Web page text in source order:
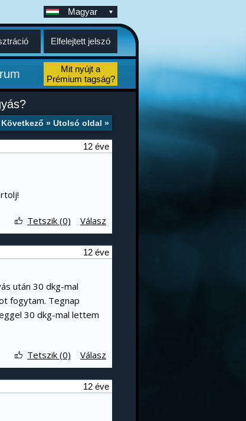
Magyar
Elfelejtett jelszó
Mit nyújt a
Prémium tagság?
Következő » Utolsó oldal »
12 éve
Válasz
Tetszik (0)
12 éve
után 30 dkg-mal
fogytam. Tegnap
30 dkg-mal lettem
Válasz
Tetszik (0)
12 éve